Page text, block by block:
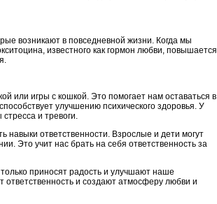
возникают в повседневной жизни. Когда мы
известного как гормон любви, повышается.
или игры с кошкой. Это помогает нам оставаться в
улучшению психического здоровья. У
и тревоги.
навыки ответственности. Взрослые и дети могут
Это учит нас брать на себя ответственность за
приносят радость и улучшают наше
и создают атмосферу любви и